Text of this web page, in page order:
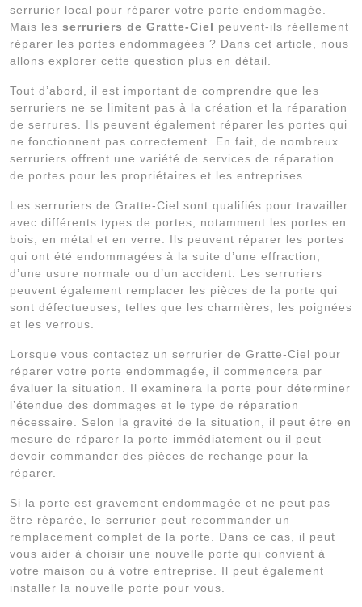
serrurier local pour réparer votre porte endommagée.
Mais les serruriers de Gratte-Ciel peuvent-ils réellement
réparer les portes endommagées ? Dans cet article, nous
allons explorer cette question plus en détail.
Tout d’abord, il est important de comprendre que les
serruriers ne se limitent pas à la création et la réparation
de serrures. Ils peuvent également réparer les portes qui
ne fonctionnent pas correctement. En fait, de nombreux
serruriers offrent une variété de services de réparation
de portes pour les propriétaires et les entreprises.
Les serruriers de Gratte-Ciel sont qualifiés pour travailler
avec différents types de portes, notamment les portes en
bois, en métal et en verre. Ils peuvent réparer les portes
qui ont été endommagées à la suite d’une effraction,
d’une usure normale ou d’un accident. Les serruriers
peuvent également remplacer les pièces de la porte qui
sont défectueuses, telles que les charnières, les poignées
et les verrous.
Lorsque vous contactez un serrurier de Gratte-Ciel pour
réparer votre porte endommagée, il commencera par
évaluer la situation. Il examinera la porte pour déterminer
l’étendue des dommages et le type de réparation
nécessaire. Selon la gravité de la situation, il peut être en
mesure de réparer la porte immédiatement ou il peut
devoir commander des pièces de rechange pour la
réparer.
Si la porte est gravement endommagée et ne peut pas
être réparée, le serrurier peut recommander un
remplacement complet de la porte. Dans ce cas, il peut
vous aider à choisir une nouvelle porte qui convient à
votre maison ou à votre entreprise. Il peut également
installer la nouvelle porte pour vous.